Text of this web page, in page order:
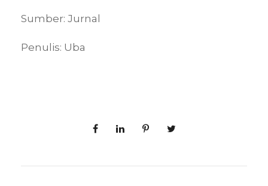
Sumber: Jurnal
Penulis: Uba